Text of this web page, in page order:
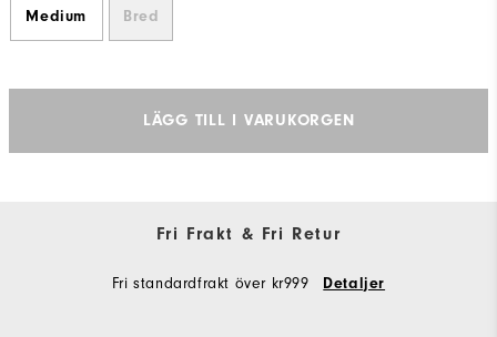
Medium Bred
LÄGG TILL I VARUKORGEN
Fri Frakt & Fri Retur
Fri standardfrakt över kr999 Detaljer